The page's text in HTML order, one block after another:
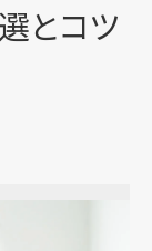
とコツ